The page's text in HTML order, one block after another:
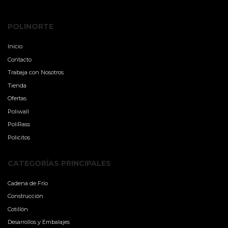
POLINORTE
Inicio
Contacto
Trabaja con Nosotros
Tienda
Ofertas
Poliwall
PoliRass
Policitos
CATEGORÍAS PRINCIPALES
Cadena de Frío
Construcción
Cotillón
Desarrollos y Embalajes